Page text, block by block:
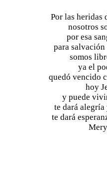
Por las heridas
nosotros
por esa
para salvación
somos
ya el
quedó vencido
hoy
y puede
te dará
te dará